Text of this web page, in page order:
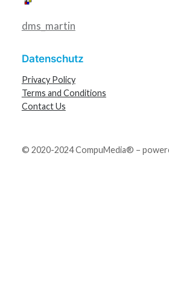
dms_martin
Datenschutz
Privacy Policy
Terms and Conditions
Contact Us
© 2020-2024 CompuMedia® –